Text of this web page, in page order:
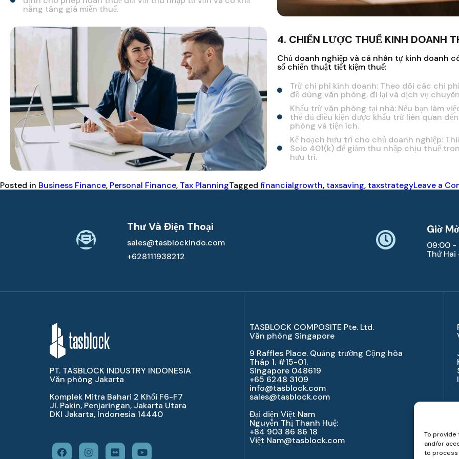
To provide
and/or
to process
năng tăng giá miễn thuế.
4. CHIẾN LƯỢC THUẾ KINH DOANH
Chủ doanh nghiệp và cá nhân tự kinh doanh
số chiến thuật tiết kiệm thuế:
Trừ chi phí kinh doanh: Theo dõi các chi
đồ dùng văn phòng, đi lại và dịch vụ
Khấu trừ văn phòng tại nhà: Nếu bạn làm
thể đủ điều kiện được khấu trừ liên quan
phòng và tiện ích.
Kế hoạch hưu trí cho chủ doanh nghiệp:
Solo 401(k) để giảm thu nhập chịu thuế
hưu trí.
Posted in Business Finance, Personal Finance, Tax PlanningTagged financialgrowth, taxsaving, taxstrategyLeave a
Thư Và Điện Thoại
sales@tasblockindo.com
+628111938212
Giờ
09:00 -
Thứ Hai
PT. TASBLOCK INDUSTRY INDONESIA
Văn phòng Jakarta
Komplek Mitra Bahari 2 Khối F6-F7
Jl. Pakin, Penjaringan, Jakarta Utara
DKI Jakarta, Indonesia 14440
TASBLOCK COMPOSITE Pte. Ltd.
Văn phòng Singapore
9 Raffles Place. Quảng trường Cộng hòa
Tháp 1. #15-01.
Singapore 048619
+65 6248 3109
info@tasblock.com
sales@tasblock.com
Đại diện Việt Nam
Nguyễn Thị Thanh Huệ:
+84 903 86 86 18
Việt Nam@tasblock.com